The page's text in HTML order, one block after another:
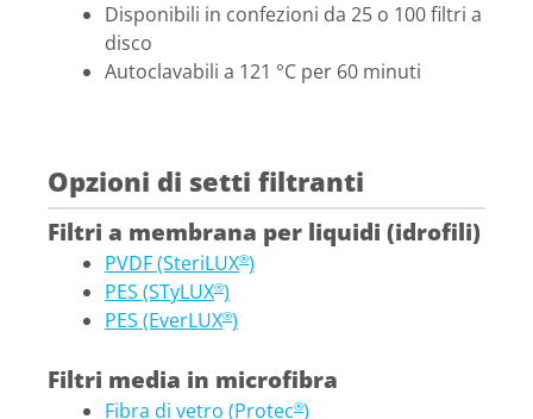
Disponibili in confezioni da 25 o 100 filtri a
disco
Autoclavabili a 121 °C per 60 minuti
Opzioni di setti filtranti
Filtri a membrana per liquidi (idrofili)
PVDF (SteriLUX®)
PES (STyLUX®)
PES (EverLUX®)
Filtri media in microfibra
Fibra di vetro (Protec®)